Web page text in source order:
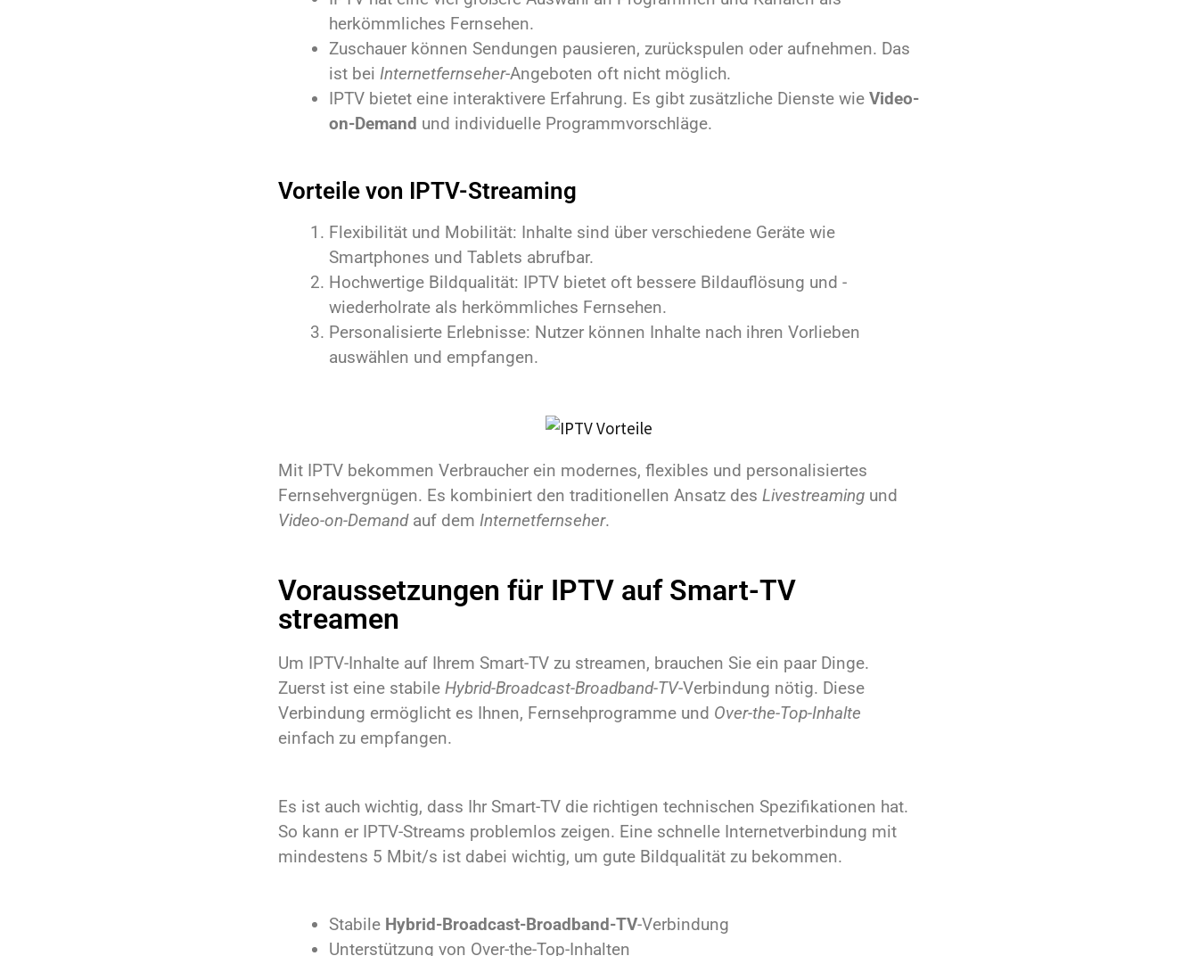
herkömmliches Fernsehen.
Zuschauer können Sendungen pausieren, zurückspulen oder aufnehmen. Das
ist bei Internetfernseher-Angeboten oft nicht möglich.
IPTV bietet eine interaktivere Erfahrung. Es gibt zusätzliche Dienste wie Video-
on-Demand und individuelle Programmvorschläge.
Vorteile von IPTV-Streaming
Flexibilität und Mobilität: Inhalte sind über verschiedene Geräte wie
Smartphones und Tablets abrufbar.
Hochwertige Bildqualität: IPTV bietet oft bessere Bildauflösung und -
wiederholrate als herkömmliches Fernsehen.
Personalisierte Erlebnisse: Nutzer können Inhalte nach ihren Vorlieben
auswählen und empfangen.
Mit IPTV bekommen Verbraucher ein modernes, flexibles und personalisiertes
Fernsehvergnügen. Es kombiniert den traditionellen Ansatz des Livestreaming und
Video-on-Demandauf dem Internetfernseher.
Voraussetzungen für IPTV auf Smart-TV
streamen
Um IPTV-Inhalte auf Ihrem Smart-TV zu streamen, brauchen Sie ein paar Dinge.
Zuerst ist eine stabile Hybrid-Broadcast-Broadband-TV-Verbindung nötig. Diese
Verbindung ermöglicht es Ihnen, Fernsehprogramme und Over-the-Top-Inhalte
einfach zu empfangen.
Es ist auch wichtig, dass Ihr Smart-TV die richtigen technischen Spezifikationen hat.
So kann er IPTV-Streams problemlos zeigen. Eine schnelle Internetverbindung mit
mindestens 5 Mbit/s ist dabei wichtig, um gute Bildqualität zu bekommen.
Stabile Hybrid-Broadcast-Broadband-TV-Verbindung
Unterstützung von Over-the-Top-Inhalten